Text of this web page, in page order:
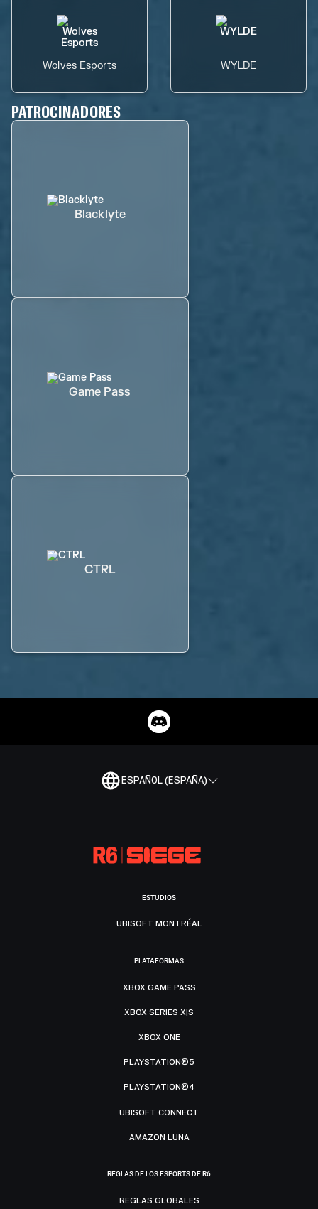
Wolves Esports WYLDE
PATROCINADORES
Blacklyte
Game Pass
CTRL
ESPAÑOL (ESPAÑA)
ESTUDIOS
UBISOFT MONTRÉAL
PLATAFORMAS
XBOX GAME PASS
XBOX SERIES X|S
XBOX ONE
PLAYSTATION®5
PLAYSTATION®4
UBISOFT CONNECT
AMAZON LUNA
REGLAS DE LOS ESPORTS DE R6
REGLAS GLOBALES